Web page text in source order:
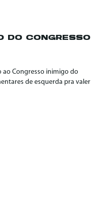
DO CONGRESSO
Congresso inimigo do
de esquerda pra valer